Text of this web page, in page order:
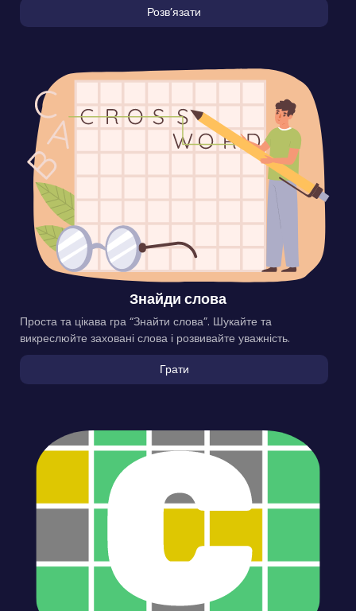
Розвʼязати
Знайди слова
Проста та цікава гра “Знайти слова”. Шукайте та
викреслюйте заховані слова і розвивайте уважність.
Грати